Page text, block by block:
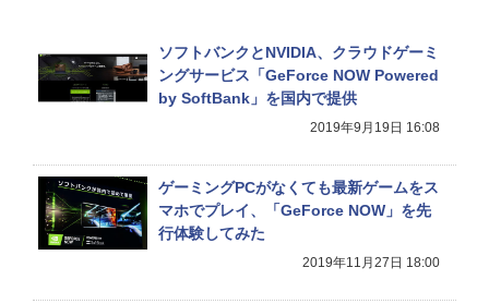
ソフトバンクとNVIDIA、クラウドゲーミ
ングサービス「GeForce NOW Powered
by SoftBank」を国内で提供
2019年9月19日 16:08
ゲーミングPCがなくても最新ゲームをス
マホでプレイ、「GeForce NOW」を先
行体験してみた
2019年11月27日 18:00